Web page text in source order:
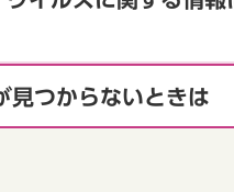
見つからないときは